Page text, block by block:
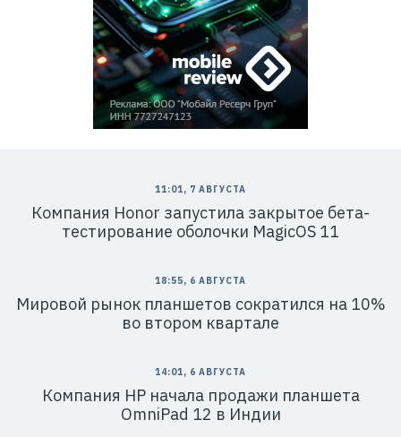
11:01, 7 АВГУСТА
Компания Honor запустила закрытое бета-
тестирование оболочки MagicOS 11
18:55, 6 АВГУСТА
Мировой рынок планшетов сократился на 10%
во втором квартале
14:01, 6 АВГУСТА
Компания HP начала продажи планшета
OmniPad 12 в Индии